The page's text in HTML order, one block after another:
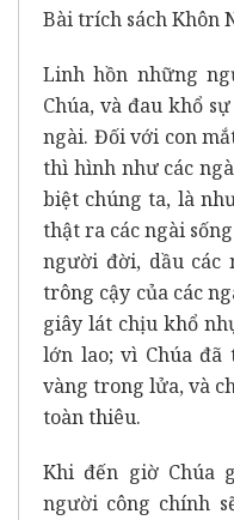
Bài trích sách Khôn
Linh hồn những
Chúa, và đau khổ
ngài. Đối với con
thì hình như các
biệt chúng ta, là
thật ra các ngài
người đời, dầu các
trông cậy của các
giây lát chịu khổ
lớn lao; vì Chúa
vàng trong lửa, và
toàn thiêu.
Khi đến giờ Chúa
người công chính